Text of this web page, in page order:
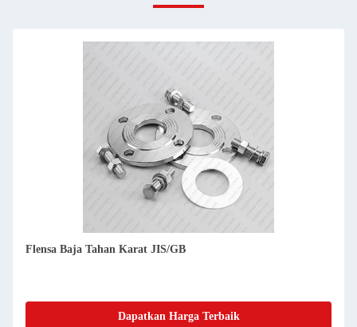
Flensa Baja Tahan Karat JIS/GB
Dapatkan Harga Terbaik